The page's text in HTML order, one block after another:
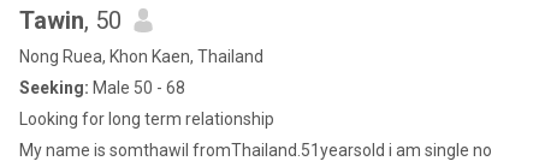
Tawin, 50
Nong Ruea, Khon Kaen, Thailand
Seeking: Male 50 - 68
Looking for long term relationship
My​ name​ is​ somthawil​ from​Thailand.​51yearsold​ i​ am​ single​ no​